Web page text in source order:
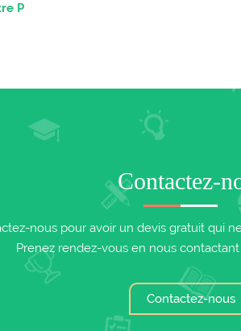
P
Contactez-
nous pour avoir un devis gratuit qui
Prenez rendez-vous en nous
Contactez-nous